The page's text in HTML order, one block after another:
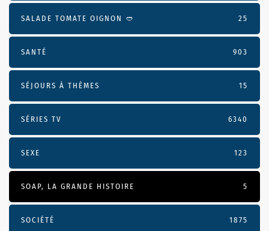
SALADE TOMATE OIGNON 🥙 25
SANTÉ 903
SÉJOURS À THÈMES 15
SÉRIES TV 6340
SEXE 123
SOAP, LA GRANDE HISTOIRE 5
SOCIÉTÉ 1875